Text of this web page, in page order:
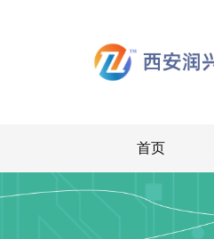
首页